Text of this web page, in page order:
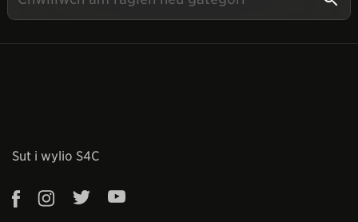
Sut i wylio S4C